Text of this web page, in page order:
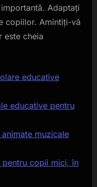
Adaptați
copiilor. Amintiți-vă
este cheia
educative
educative pentru
muzicale
pentru copii mici, în